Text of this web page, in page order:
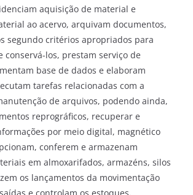
aquisição de material e
ao acervo, arquivam documentos,
segundo critérios apropriados para
conservá-los, prestam serviço de
base de dados e elaboram
tarefas relacionadas com a
de arquivos, podendo ainda,
reprográficos, recuperar e
por meio digital, magnético
conferem e armazenam
em almoxarifados, armazéns, silos
os lançamentos da movimentação